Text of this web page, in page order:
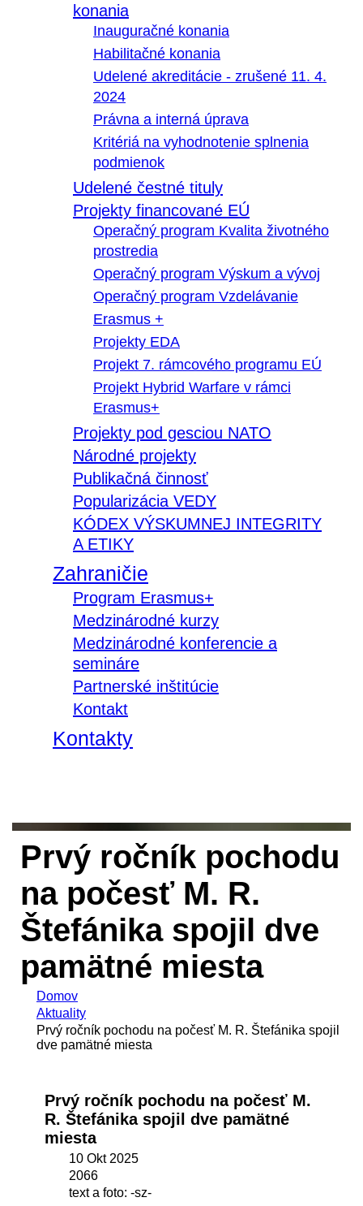
konania
Inauguračné konania
Habilitačné konania
Udelené akreditácie - zrušené 11. 4.
2024
Právna a interná úprava
Kritériá na vyhodnotenie splnenia
podmienok
Udelené čestné tituly
Projekty financované EÚ
Operačný program Kvalita životného
prostredia
Operačný program Výskum a vývoj
Operačný program Vzdelávanie
Erasmus +
Projekty EDA
Projekt 7. rámcového programu EÚ
Projekt Hybrid Warfare v rámci
Erasmus+
Projekty pod gesciou NATO
Národné projekty
Publikačná činnosť
Popularizácia VEDY
KÓDEX VÝSKUMNEJ INTEGRITY
A ETIKY
Zahraničie
Program Erasmus+
Medzinárodné kurzy
Medzinárodné konferencie a
semináre
Partnerské inštitúcie
Kontakt
Kontakty
Prvý ročník pochodu
na počesť M. R.
Štefánika spojil dve
pamätné miesta
Domov
Aktuality
Prvý ročník pochodu na počesť M. R. Štefánika spojil
dve pamätné miesta
Prvý ročník pochodu na počesť M.
R. Štefánika spojil dve pamätné
miesta
10 Okt 2025
2066
text a foto: -sz-